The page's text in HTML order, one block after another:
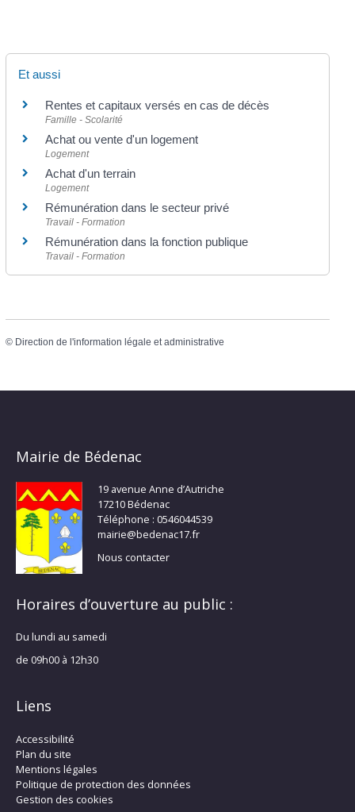
Et aussi
Rentes et capitaux versés en cas de décès
Famille - Scolarité
Achat ou vente d'un logement
Logement
Achat d'un terrain
Logement
Rémunération dans le secteur privé
Travail - Formation
Rémunération dans la fonction publique
Travail - Formation
© Direction de l'information légale et administrative
Mairie de Bédenac
19 avenue Anne d’Autriche
17210 Bédenac
Téléphone : 0546044539
mairie@bedenac17.fr
Nous contacter
Horaires d’ouverture au public :
Du lundi au samedi
de 09h00 à 12h30
Liens
Accessibilité
Plan du site
Mentions légales
Politique de protection des données
Gestion des cookies